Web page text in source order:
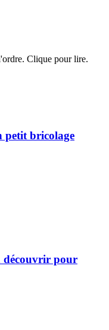
Clique pour lire.
petit bricolage
découvrir pour